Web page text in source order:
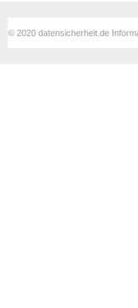
© 2020 datensicherheit.de